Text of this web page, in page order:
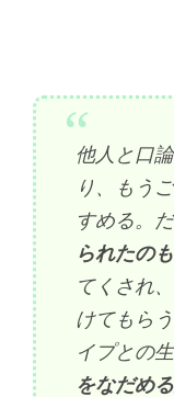
他人と口
り、もう
すめる。だ
られたの
てくされ
けてもら
イプとの
をなだめ